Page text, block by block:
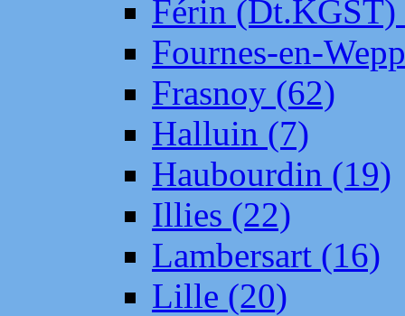
Férin (Dt.KGST)
Fournes-en-
Frasnoy (62)
Halluin (7)
Haubourdin (19)
Illies (22)
Lambersart (16)
Lille (20)